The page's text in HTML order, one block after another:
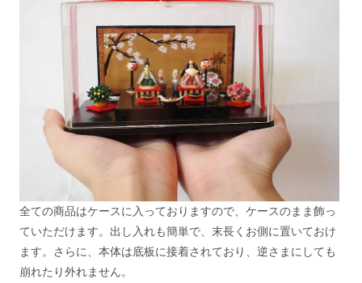
全ての商品はケースに入っておりますので、ケースのまま飾っ
ていただけます。出し入れも簡単で、末長くお側に置いておけ
ます。さらに、本体は底板に接着されており、逆さまにしても
崩れたり外れません。